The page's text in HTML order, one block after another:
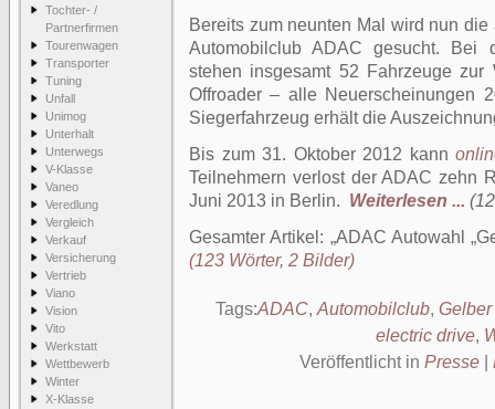
Tochter- /
Partnerfirmen
Tourenwagen
Transporter
Tuning
Unfall
Unimog
Unterhalt
Unterwegs
V-Klasse
Vaneo
Veredlung
Vergleich
Verkauf
Versicherung
Vertrieb
Viano
Vision
Vito
Werkstatt
Wettbewerb
Winter
X-Klasse
Bereits zum neunten Mal wird nun
Automobilclub ADAC gesucht. Bei
stehen insgesamt 52 Fahrzeuge
Offroader – alle Neuerscheinungen
Siegerfahrzeug erhält die
Bis zum 31. Oktober 2012 kann
Teilnehmern verlost der ADAC zehn
Juni 2013 in Berlin. Weiterlesen ...
Gesamter Artikel:
ADAC Autowahl
(123 Wörter, 2 Bilder)
Tags:ADAC, Automobilclub,
electric drive,
Veröffentlicht in Presse|